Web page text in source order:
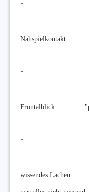
*
Nahspielkontakt
*
Frontalblick
*
wissendes Lachen.